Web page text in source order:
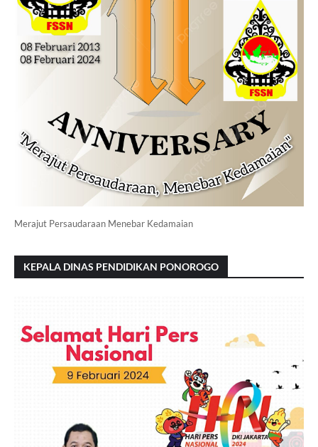
Merajut Persaudaraan Menebar Kedamaian
KEPALA DINAS PENDIDIKAN PONOROGO